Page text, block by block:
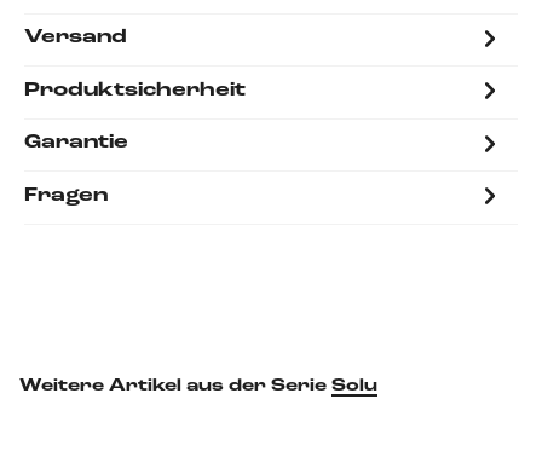
Versand
Produktsicherheit
Garantie
Fragen
Weitere Artikel aus der Serie Solu